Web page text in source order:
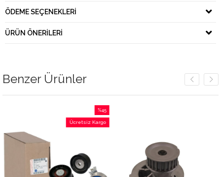
ÖDEME SEÇENEKLERI
ÜRÜN ÖNERILERI
Benzer Ürünler
%45
İndirim
Ücretsiz Kargo